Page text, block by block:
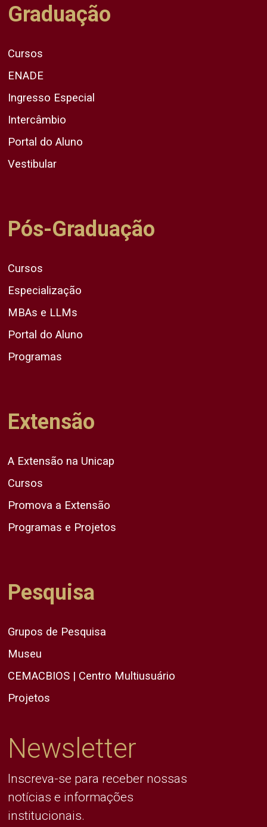
Graduação
Cursos
ENADE
Ingresso Especial
Intercâmbio
Portal do Aluno
Vestibular
Pós-Graduação
Cursos
Especialização
MBAs e LLMs
Portal do Aluno
Programas
Extensão
A Extensão na Unicap
Cursos
Promova a Extensão
Programas e Projetos
Pesquisa
Grupos de Pesquisa
Museu
CEMACBIOS | Centro Multiusuário
Projetos
Newsletter
Inscreva-se para receber nossas
notícias e informações
institucionais.